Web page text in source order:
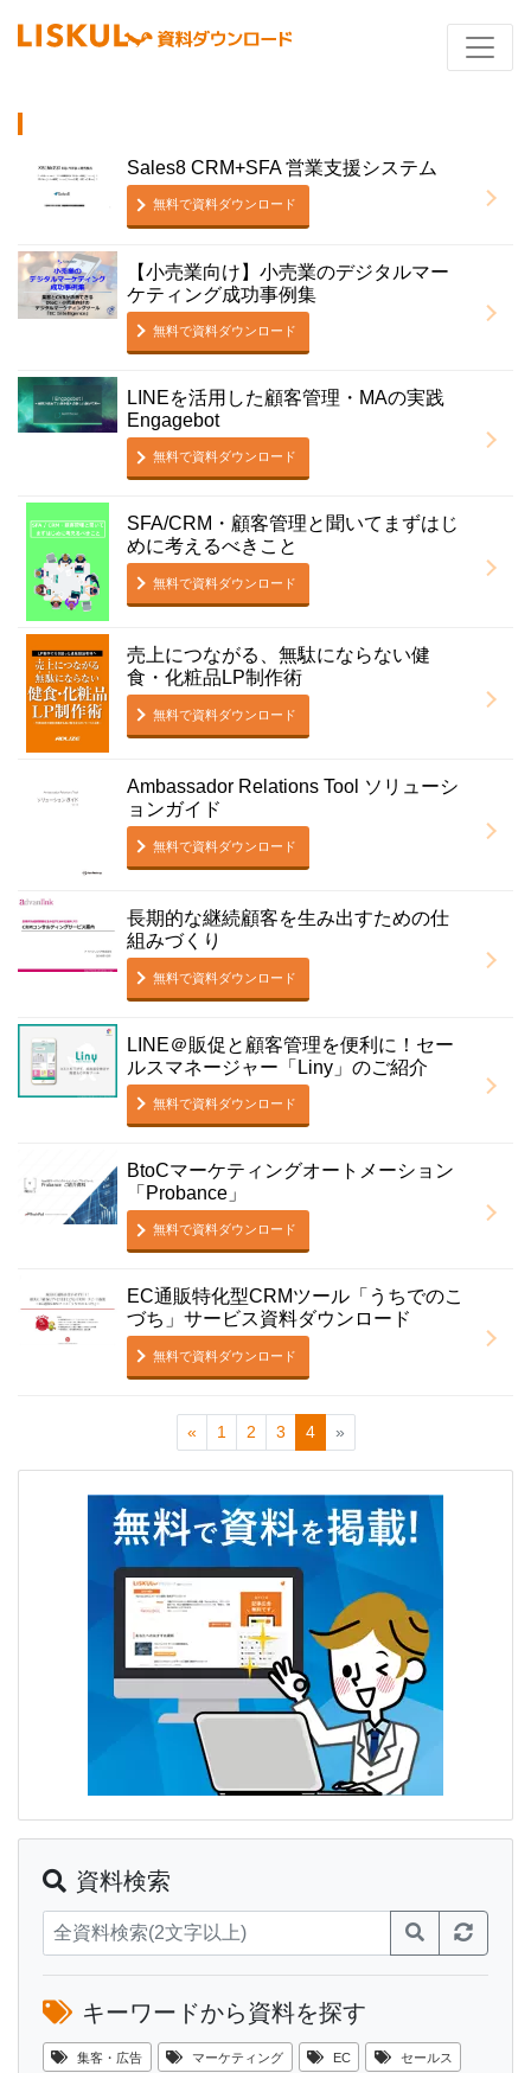
Sales8 CRM+SFA 営業支援システム
無料で資料ダウンロード
【小売業向け】小売業のデジタルマー
ケティング成功事例集
無料で資料ダウンロード
LINEを活用した顧客管理・MAの実践
Engagebot
無料で資料ダウンロード
SFA/CRM・顧客管理と聞いてまずはじ
めに考えるべきこと
無料で資料ダウンロード
売上につながる、無駄にならない健
食・化粧品LP制作術
無料で資料ダウンロード
Ambassador Relations Tool ソリューシ
ョンガイド
無料で資料ダウンロード
長期的な継続顧客を生み出すための仕
組みづくり
無料で資料ダウンロード
LINE＠販促と顧客管理を便利に！セー
ルスマネージャー「Liny」のご紹介
無料で資料ダウンロード
BtoCマーケティングオートメーション
「Probance」
無料で資料ダウンロード
EC通販特化型CRMツール「うちでのこ
づち」サービス資料ダウンロード
無料で資料ダウンロード
« 1 2 3 4 »
資料検索
キーワードから資料を探す
集客・広告 マーケティング EC セールス